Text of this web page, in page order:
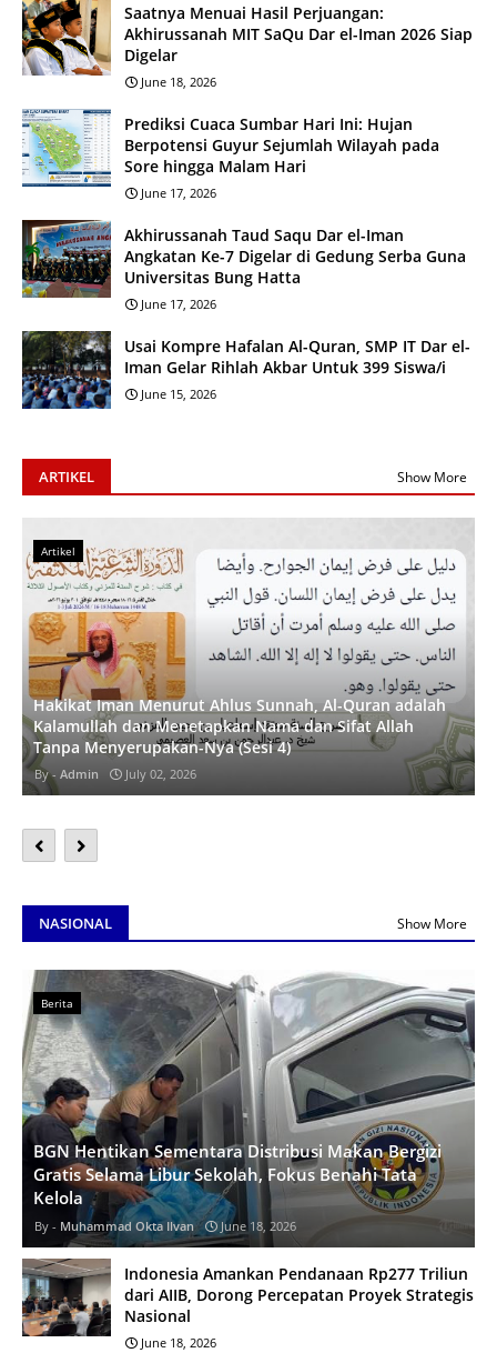
Saatnya Menuai Hasil Perjuangan:
Akhirussanah MIT SaQu Dar el-Iman 2026 Siap
Digelar
June 18, 2026
Prediksi Cuaca Sumbar Hari Ini: Hujan
Berpotensi Guyur Sejumlah Wilayah pada
Sore hingga Malam Hari
June 17, 2026
Akhirussanah Taud Saqu Dar el-Iman
Angkatan Ke-7 Digelar di Gedung Serba Guna
Universitas Bung Hatta
June 17, 2026
Usai Kompre Hafalan Al-Quran, SMP IT Dar el-
Iman Gelar Rihlah Akbar Untuk 399 Siswa/i
June 15, 2026
ARTIKEL Show More
Artikel
Hakikat Iman Menurut Ahlus Sunnah, Al-Quran adalah
Kalamullah dan Menetapkan Nama dan Sifat Allah
Tanpa Menyerupakan-Nya (Sesi 4)
Admin July 02, 2026
NASIONAL Show More
Berita
BGN Hentikan Sementara Distribusi Makan Bergizi
Gratis Selama Libur Sekolah, Fokus Benahi Tata
Kelola
Muhammad Okta Ilvan June 18, 2026
Indonesia Amankan Pendanaan Rp277 Triliun
dari AIIB, Dorong Percepatan Proyek Strategis
Nasional
June 18, 2026